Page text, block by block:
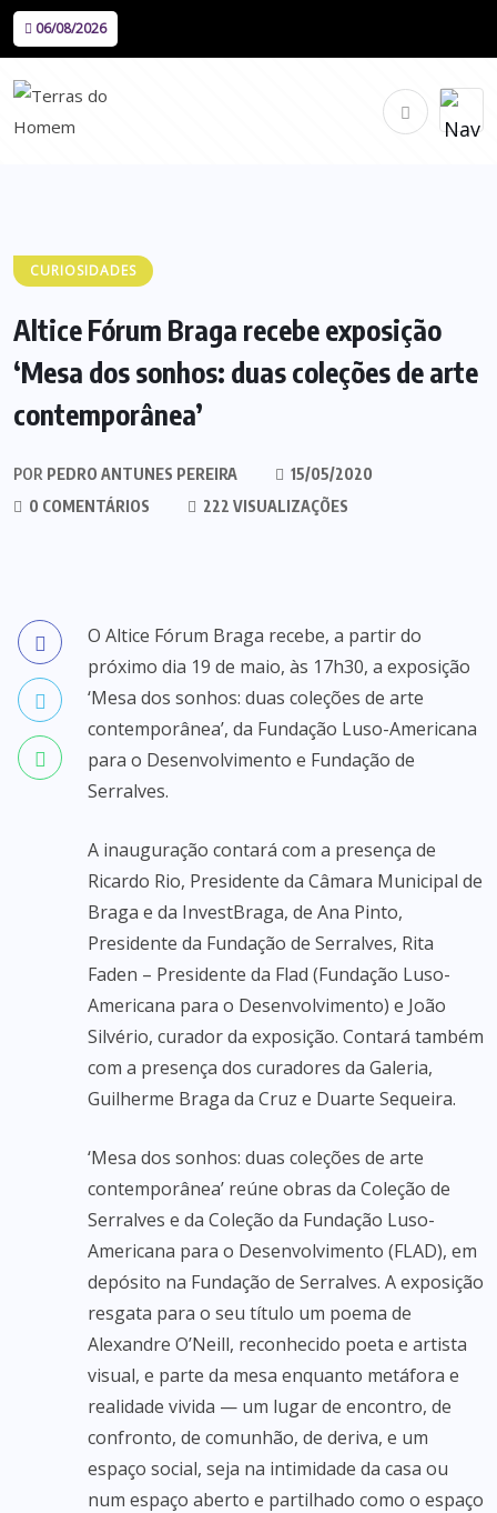
06/08/2026
CURIOSIDADES
Altice Fórum Braga recebe exposição
‘Mesa dos sonhos: duas coleções de arte
contemporânea’
POR PEDRO ANTUNES PEREIRA
15/05/2020
0 COMENTÁRIOS
222 VISUALIZAÇÕES
O Altice Fórum Braga recebe, a partir do
próximo dia 19 de maio, às 17h30, a exposição
‘Mesa dos sonhos: duas coleções de arte
contemporânea’, da Fundação Luso-Americana
para o Desenvolvimento e Fundação de
Serralves.
A inauguração contará com a presença de
Ricardo Rio, Presidente da Câmara Municipal de
Braga e da InvestBraga, de Ana Pinto,
Presidente da Fundação de Serralves, Rita
Faden – Presidente da Flad (Fundação Luso-
Americana para o Desenvolvimento) e João
Silvério, curador da exposição. Contará também
com a presença dos curadores da Galeria,
Guilherme Braga da Cruz e Duarte Sequeira.
‘Mesa dos sonhos: duas coleções de arte
contemporânea’ reúne obras da Coleção de
Serralves e da Coleção da Fundação Luso-
Americana para o Desenvolvimento (FLAD), em
depósito na Fundação de Serralves. A exposição
resgata para o seu título um poema de
Alexandre O’Neill, reconhecido poeta e artista
visual, e parte da mesa enquanto metáfora e
realidade vivida — um lugar de encontro, de
confronto, de comunhão, de deriva, e um
espaço social, seja na intimidade da casa ou
num espaço aberto e partilhado como o espaço